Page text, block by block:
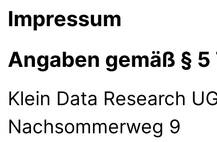
Impressum
Angaben gemäß § 5
Klein Data Research
Nachsommerweg 9